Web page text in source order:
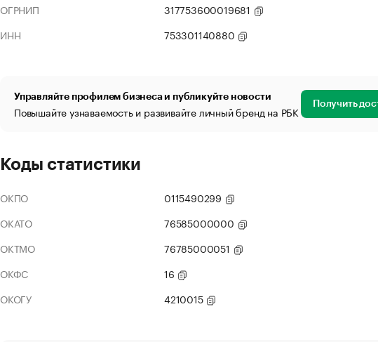
ОГРНИП
317753600019681
ИНН
753301140880
Управляйте профилем бизнеса и публикуйте новости
Повышайте узнаваемость и развивайте личный бренд на РБК Получить
Коды статистики
ОКПО
0115490299
ОКАТО
76585000000
ОКТМО
76785000051
ОКФС
16
ОКОГУ
4210015